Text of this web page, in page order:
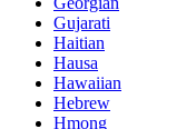
Gujarati
Haitian
Hausa
Hawaiian
Hebrew
Hmong